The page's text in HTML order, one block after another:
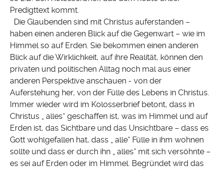
Predigttext kommt.
Die Glaubenden sind mit Christus auferstanden –
haben einen anderen Blick auf die Gegenwart – wie im
Himmel so auf Erden. Sie bekommen einen anderen
Blick auf die Wirklichkeit, auf ihre Realität, können den
privaten und politischen Alltag noch mal aus einer
anderen Perspektive anschauen - von der
Auferstehung her, von der Fülle des Lebens in Christus.
Immer wieder wird im Kolosserbrief betont, dass in
Christus „ alles“ geschaffen ist, was im Himmel und auf
Erden ist, das Sichtbare und das Unsichtbare – dass es
Gott wohlgefallen hat, dass „ alle“ Fülle in ihm wohnen
sollte und dass er durch ihn „ alles“ mit sich versöhnte –
es sei auf Erden oder im Himmel. Begründet wird das